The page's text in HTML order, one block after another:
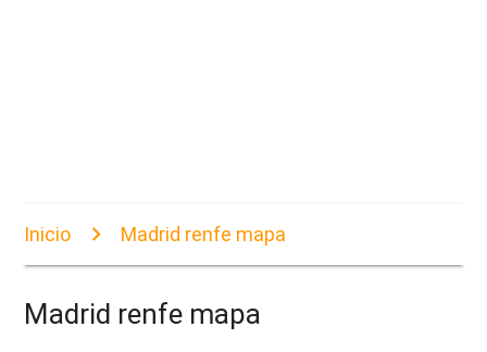
Inicio Madrid renfe mapa
Madrid renfe mapa